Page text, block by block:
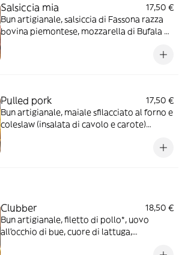
Salsiccia mia
17,50 €
Bun artigianale, salsiccia di Fassona razza
bovina piemontese, mozzarella di Bufala e
Pulled pork
17,50 €
Bun artigianale, maiale sfilacciato al forno e
coleslaw (insalata di cavolo e carote)
Clubber
18,50 €
Bun artigianale, filetto di pollo*, uovo
all’occhio di bue, cuore di lattuga,